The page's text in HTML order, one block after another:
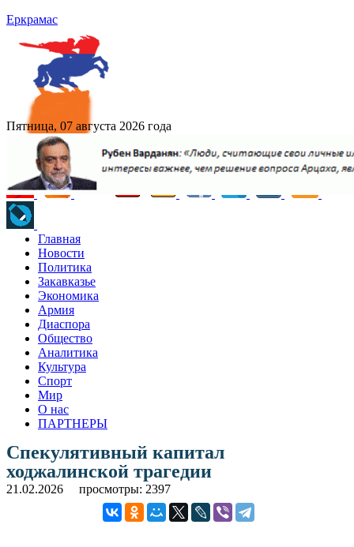
Еркрамас
Пятница, 07 августа 2026 года
Главная
Новости
Политика
Закавказье
Экономика
Армия
Диаспора
Общество
Аналитика
Культура
Спорт
Мир
О нас
ПАРТНЕРЫ
Спекулятивный капитал
ходжалинской трагедии
21.02.2026 просмотры: 2397